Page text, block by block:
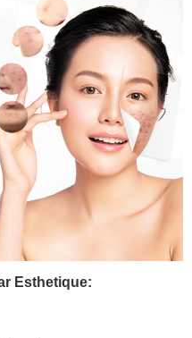
Esthetique: